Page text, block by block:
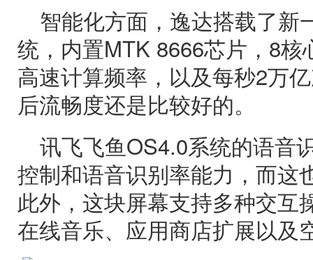
智能化方面，逸达搭载了新
统，内置MTK 8666芯片，8
高速计算频率，以及每秒2万
后流畅度还是比较好的。
讯飞飞鱼OS4.0系统的语音
控制和语音识别率能力，而这
此外，这块屏幕支持多种交互
在线音乐、应用商店扩展以及